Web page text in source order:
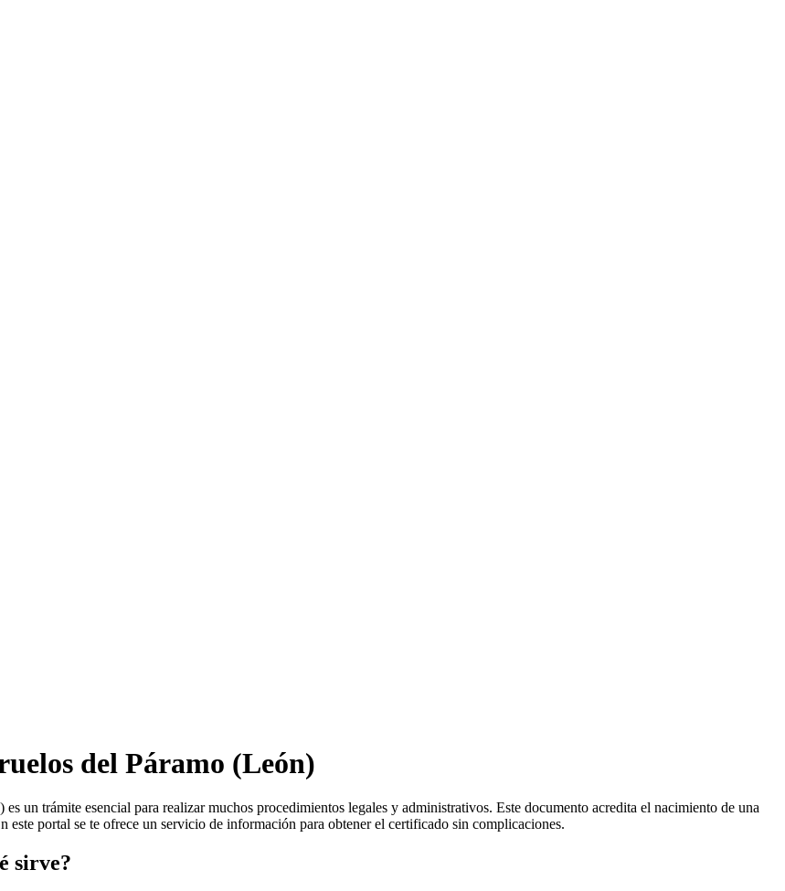
del Páramo (León)
es un trámite esencial para realizar muchos procedimientos legales y administrativos. Este documento acredita el nacimiento de una
este portal se te ofrece un servicio de información para obtener el certificado sin complicaciones.
sirve?